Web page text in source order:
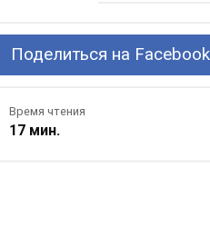
Поделиться на Facebook
Время чтения
17 мин.